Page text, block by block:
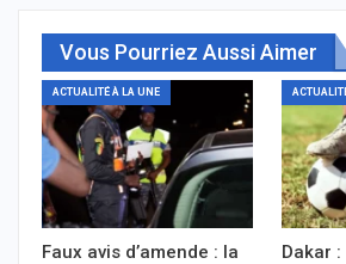
Vous Pourriez Aussi Aimer
ACTUALITÉ À LA UNE
Faux avis d’amende : la
Dakar